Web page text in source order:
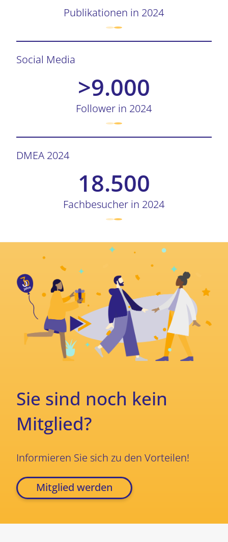
Publikationen in 2024
Social Media
>9.000
Follower in 2024
DMEA 2024
18.500
Fachbesucher in 2024
Sie sind noch kein
Mitglied?
Informieren Sie sich zu den Vorteilen!
Mitglied werden